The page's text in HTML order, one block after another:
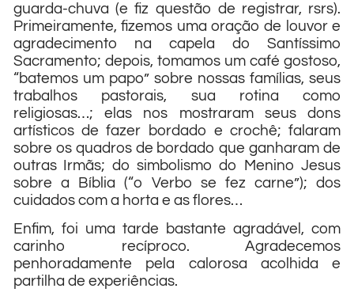
guarda-chuva (e fiz questão de registrar, rsrs).
Primeiramente, fizemos uma oração de louvor e
agradecimento na capela do Santíssimo
Sacramento; depois, tomamos um café gostoso,
“batemos um papo” sobre nossas famílias, seus
trabalhos pastorais, sua rotina como
religiosas…; elas nos mostraram seus dons
artísticos de fazer bordado e crochê; falaram
sobre os quadros de bordado que ganharam de
outras Irmãs; do simbolismo do Menino Jesus
sobre a Bíblia (“o Verbo se fez carne”); dos
cuidados com a horta e as flores…
Enfim, foi uma tarde bastante agradável, com
carinho recíproco. Agradecemos
penhoradamente pela calorosa acolhida e
partilha de experiências.